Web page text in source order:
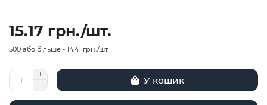
15.17 грн./шт.
500 або більше - 14.41 грн./шт.
У кошик